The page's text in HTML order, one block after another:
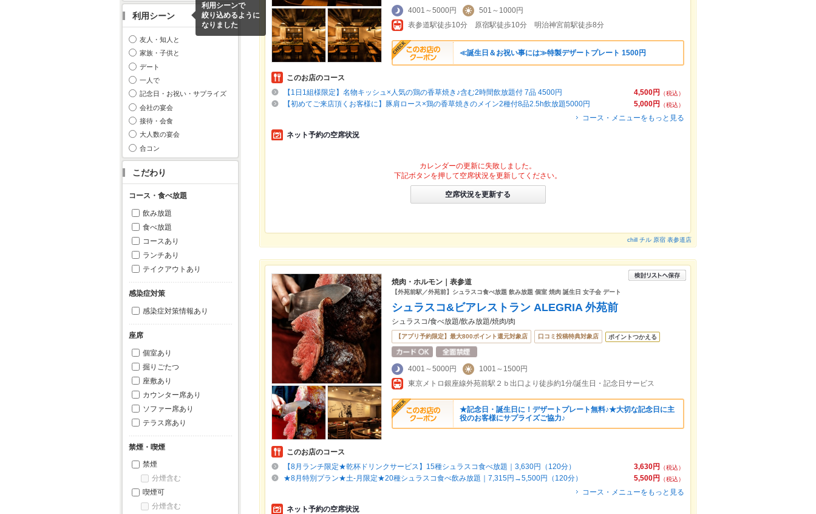
利用シーン
利用シーンで
絞り込めるように
なりました
友人・知人と
家族・子供と
デート
一人で
記念日・お祝い・サプライズ
会社の宴会
接待・会食
大人数の宴会
合コン
こだわり
コース・食べ放題
飲み放題
食べ放題
コースあり
ランチあり
テイクアウトあり
感染症対策
感染症対策情報あり
座席
個室あり
掘りごたつ
座敷あり
カウンター席あり
ソファー席あり
テラス席あり
禁煙・喫煙
禁煙
分煙含む
喫煙可
分煙含む
4001～5000円
501～1000円
表参道駅徒歩10分 原宿駅徒歩10分 明治神宮前駅徒歩8分
≪誕生日＆お祝い事には≫特製デザートプレート 1500円
このお店のコース
4,500円
（税込）
【1日1組様限定】名物キッシュ×人気の鶏の香草焼き♪含む2時間飲放題付 7品 4500円
5,000円
（税込）
【初めてご来店頂くお客様に】豚肩ロース×鶏の香草焼きのメイン2種付8品2.5h飲放題5000円
コース・メニューをもっと見る
ネット予約の空席状況
カレンダーの更新に失敗しました。
下記ボタンを押して空席状況を更新してください。
空席状況を更新する
chill チル 原宿 表参道店
焼肉・ホルモン｜表参道
【外苑前駅／外苑前】シュラスコ食べ放題 飲み放題 個室 焼肉 誕生日 女子会 デート
シュラスコ&ビアレストラン ALEGRIA 外苑前
シュラスコ/食べ放題/飲み放題/焼肉/肉
【アプリ予約限定】最大800ポイント還元対象店 口コミ投稿特典対象店 ポイントつかえる
4001～5000円
1001～1500円
東京メトロ銀座線外苑前駅２ｂ出口より徒歩約1分/誕生日・記念日サービス
★記念日・誕生日に！デザートプレート無料♪★大切な記念日に主
役のお客様にサプライズご協力♪
このお店のコース
3,630円
（税込）
【8月ランチ限定★乾杯ドリンクサービス】15種シュラスコ食べ放題｜3,630円（120分）
5,500円
（税込）
★8月特別プラン★土-月限定★20種シュラスコ食べ飲み放題｜7,315円→5,500円（120分）
コース・メニューをもっと見る
ネット予約の空席状況